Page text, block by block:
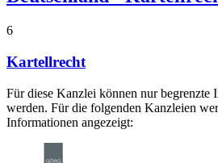
6
Kartellrecht
Für diese Kanzlei können nur begrenzte
werden. Für die folgenden Kanzleien
Informationen angezeigt: